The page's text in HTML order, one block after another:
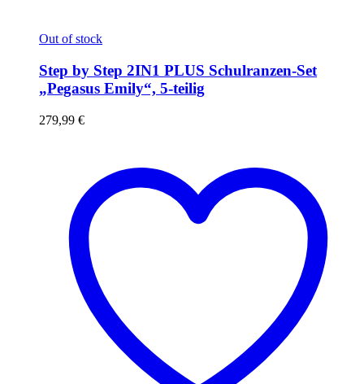
Out of stock
Step by Step 2IN1 PLUS Schulranzen-Set
„Pegasus Emily“, 5-teilig
279,99 €